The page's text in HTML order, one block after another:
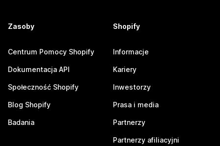
Zasoby
Centrum Pomocy Shopify
Dokumentacja API
Społeczność Shopify
Blog Shopify
Badania
Shopify
Informacje
Kariery
Inwestorzy
Prasa i media
Partnerzy
Partnerzy afiliacyjni